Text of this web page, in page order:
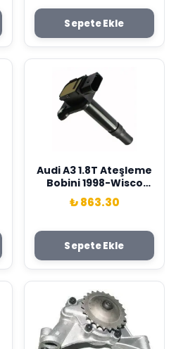
Sepete Ekle
Audi A3 1.8T Ateşleme
Bobini 1998-Wisco
Marka 06B905115E
₺ 863.30
Sepete Ekle